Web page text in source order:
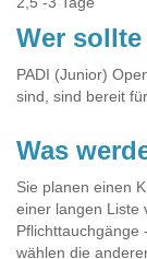
Wer
PADI (Junior)
sind, sind bereit
Was
Sie planen einen
einer langen Liste
Pflichttauchgänge
wählen die